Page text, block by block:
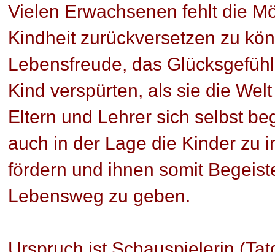
Vielen Erwachsenen fehlt die
Kindheit zurückversetzen zu
Lebensfreude, das
Kind verspürten, als sie die
Eltern und Lehrer sich selbst
auch in der Lage die Kinder zu
fördern und ihnen somit
Lebensweg zu geben.